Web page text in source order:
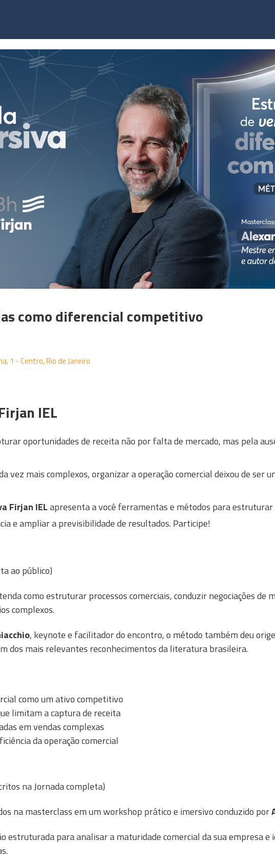
como diferencial competitivo
1 - Centro, Rio de Janeiro
IEL
oportunidades de receita não por falta de mercado, mas pela
vez mais complexos, organizar a operação comercial deixou de ser
Firjan IELapresenta a você ferramentas e métodos para estruturar
e ampliar a previsibilidade de resultados. Participe!
ao público)
como estruturar processos comerciais, conduzir negociações de
complexos.
, keynote e facilitador do encontro, o método também deu
dos mais relevantes reconhecimentos da literatura brasileira.
como um ativo competitivo
limitam a captura de receita
em vendas complexas
da operação comercial
na Jornada completa)
na masterclass em um workshop prático e imersivo conduzido por
estruturada para analisar a maturidade comercial da sua empresa